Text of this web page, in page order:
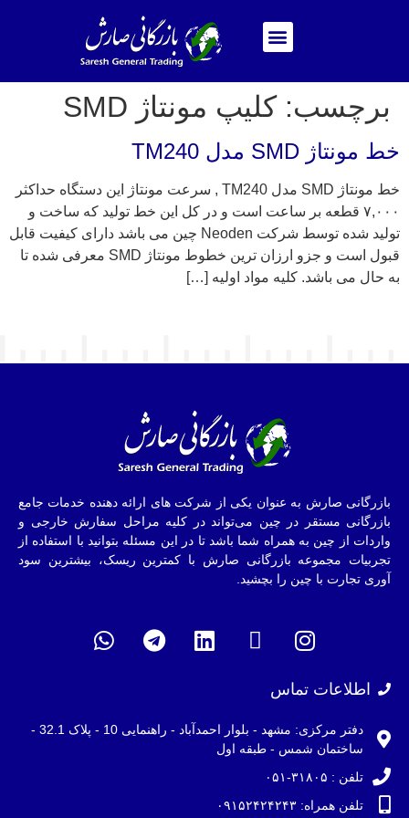
برچسب:کلیپ مونتاژ SMD
خط مونتاژ SMD مدل TM240
خط مونتاژ SMD مدل TM240 , سرعت مونتاژ این دستگاه حداکثر
۷,۰۰۰ قطعه بر ساعت است و در کل این خط تولید که ساخت و
تولید شده توسط شرکت Neoden چین می باشد دارای کیفیت قابل
قبول است و جزو ارزان ترین خطوط مونتاژ SMD معرفی شده تا
به حال می باشد. کلیه مواد اولیه […]
بازرگانی صارش به عنوان یکی از شرکت های ارائه دهنده خدمات جامع
بازرگانی مستقر در چین می‌تواند در کلیه مراحل سفارش خارجی و
واردات از چین به همراه شما باشد تا در این مسئله بتوانید با استفاده از
تجربیات مجموعه بازرگانی صارش با کمترین ریسک، بیشترین سود
آوری تجارت با چین را بچشید.
اطلاعات تماس
دفتر مرکزی: مشهد - بلوار احمدآباد - راهنمایی 10 - پلاک 32.1 -
ساختمان شمس - طبقه اول
تلفن : ۳۱۸۰۵-۰۵۱
تلفن همراه: ۰۹۱۵۲۴۲۴۲۴۳